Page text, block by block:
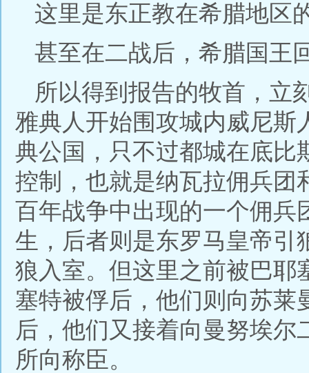
这里是东正教在希腊地区
甚至在二战后，希腊国王
所以得到报告的牧首，立
雅典人开始围攻城内威尼斯
典公国，只不过都城在底比
控制，也就是纳瓦拉佣兵团
百年战争中出现的一个佣兵
生，后者则是东罗马皇帝引
狼入室。但这里之前被巴耶
塞特被俘后，他们则向苏莱
后，他们又接着向曼努埃
所向称臣。